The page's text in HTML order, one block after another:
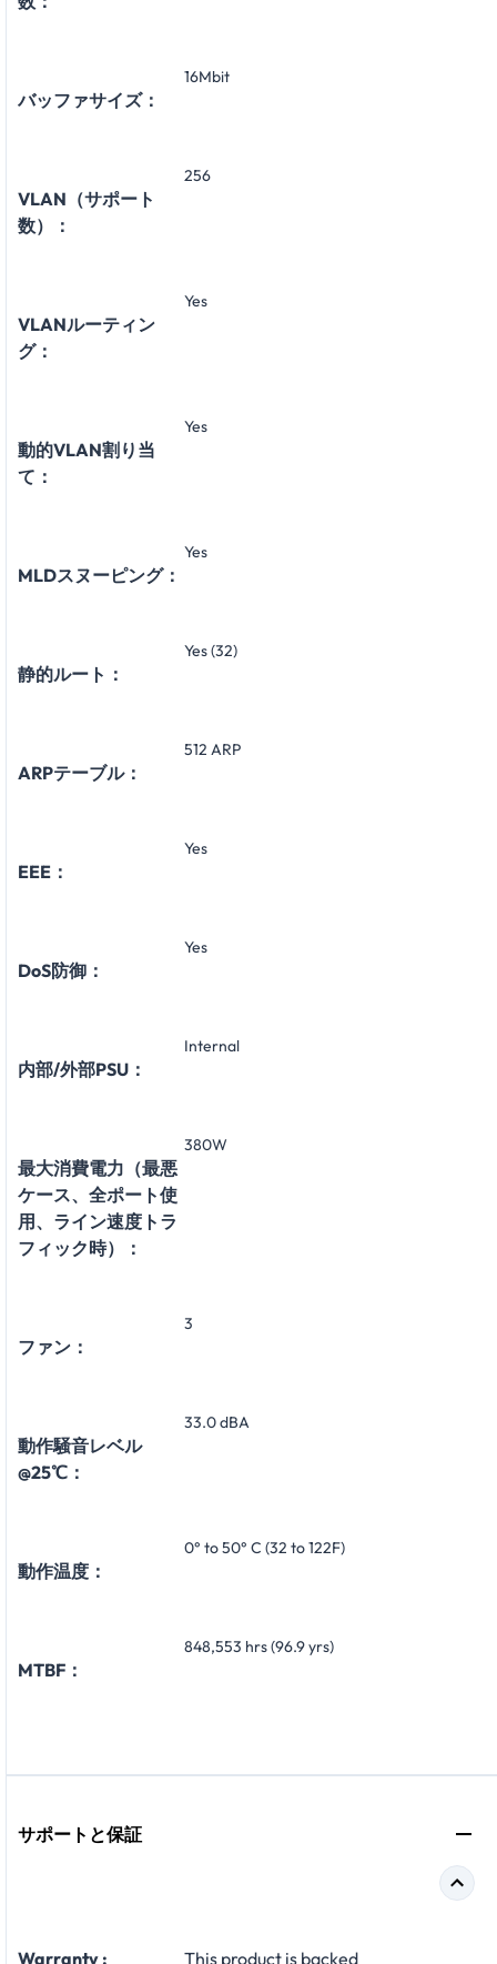
バッファサイズ：
16Mbit
VLAN（サポート
数）：
256
VLANルーティン
グ：
Yes
動的VLAN割り当
て：
Yes
MLDスヌーピング：
Yes
静的ルート：
Yes (32)
ARPテーブル：
512 ARP
EEE：
Yes
DoS防御：
Yes
内部/外部PSU：
Internal
最大消費電力（最悪
ケース、全ポート使
用、ライン速度トラ
フィック時）：
380W
ファン：
3
動作騒音レベル
@25℃：
33.0 dBA
動作温度：
0° to 50° C (32 to 122F)
MTBF：
848,553 hrs (96.9 yrs)
サポートと保証
Warranty : This product is backed